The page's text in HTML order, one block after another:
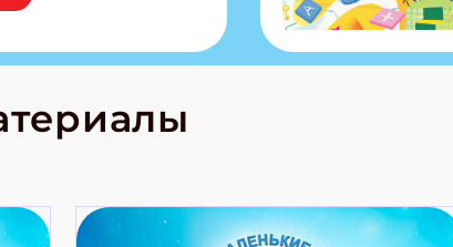
игра
Традиционные
приключения!